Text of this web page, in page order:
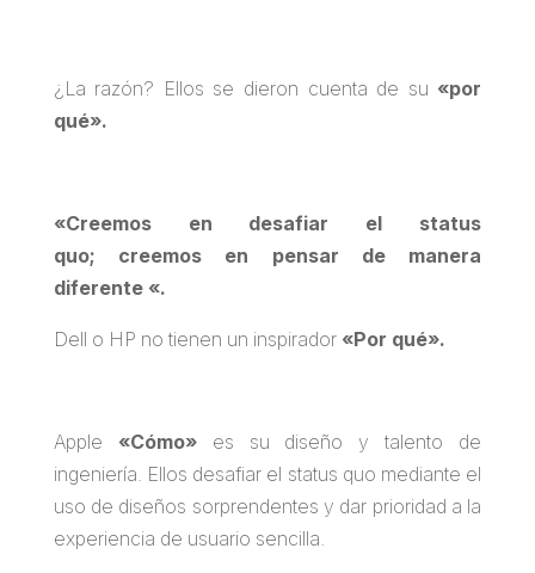
¿La razón? Ellos se dieron cuenta de su «por
qué».
«Creemos en desafiar el status
quo; creemos en pensar de manera
diferente «.
Dell o HP no tienen un inspirador «Por qué».
Apple «Cómo»es su diseño y talento de
ingeniería. Ellos desafiar el status quo mediante el
uso de diseños sorprendentes y dar prioridad a la
experiencia de usuario sencilla.